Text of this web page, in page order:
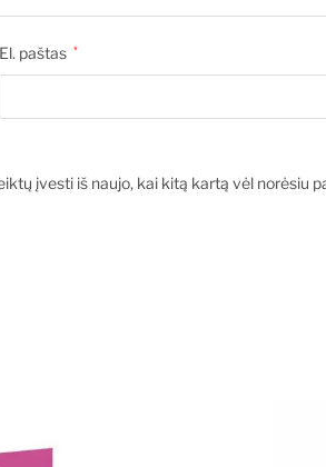
El. paštas *
įvesti iš naujo, kai kitą kartą vėl norėsiu